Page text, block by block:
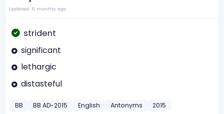
Updated: 6 months ago
strident
significant
lethargic
distasteful
BB BB AD-2015 English Antonyms 2015